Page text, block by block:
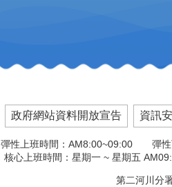
政府網站資料開放宣告 資訊
彈性上班時間：AM8:00~09:00 彈性
核心上班時間：星期一 ~ 星期五
第二河川分